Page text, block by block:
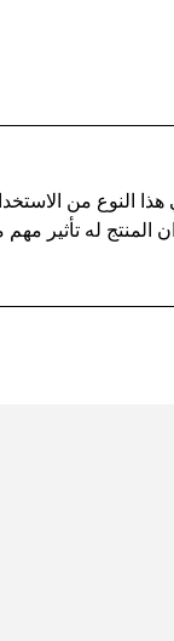
النوع من
المنتج له تأثير مهم